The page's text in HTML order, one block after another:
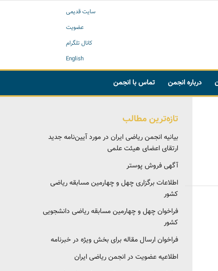
سایت قدیمی
عضویت
کانال تلگرام
English
درباره انجمن تماس با انجمن
تازه‌ترین مطالب
بیانیه انجمن ریاضی ایران در مورد آیین‌نامه جدید
ارتقای اعضای هیئت علمی
آگهی فروش پوستر
اطلاعات برگزاری چهل و چهارمین مسابقه ریاضی
کشور
فراخوان چهل و چهارمین مسابقه ریاضی دانشجویی
کشور‎‎
فراخوان ارسال مقاله برای بخش ویژه در خبرنامه
اطلاعیه عضویت در انجمن ریاضی ایران